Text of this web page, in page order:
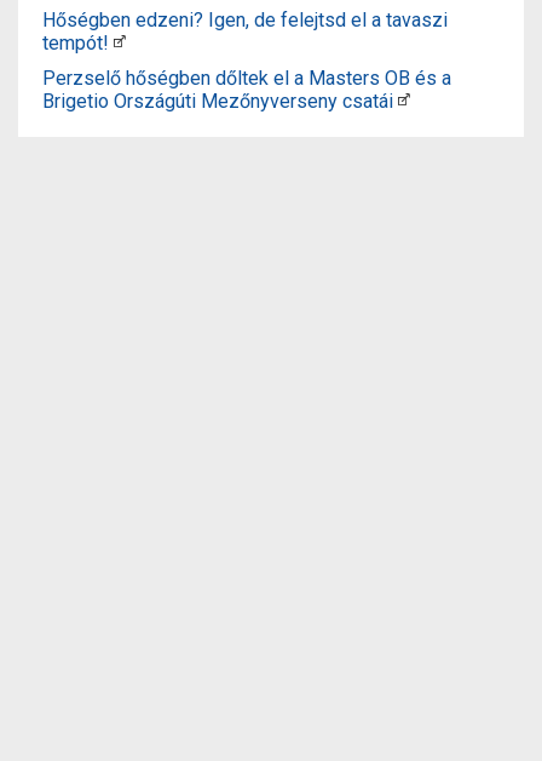
Hőségben edzeni? Igen, de felejtsd el a tavaszi
tempót!
Perzselő hőségben dőltek el a Masters OB és a
Brigetio Országúti Mezőnyverseny csatái